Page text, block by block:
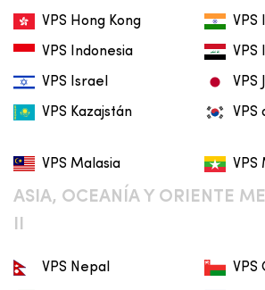
VPS Hong Kong VPS
VPS Indonesia VPS
VPS Israel VPS
VPS Kazajstán VPS
VPS Malasia VPS
ASIA, OCEANÍA Y ORIENTE
II
VPS Nepal VPS